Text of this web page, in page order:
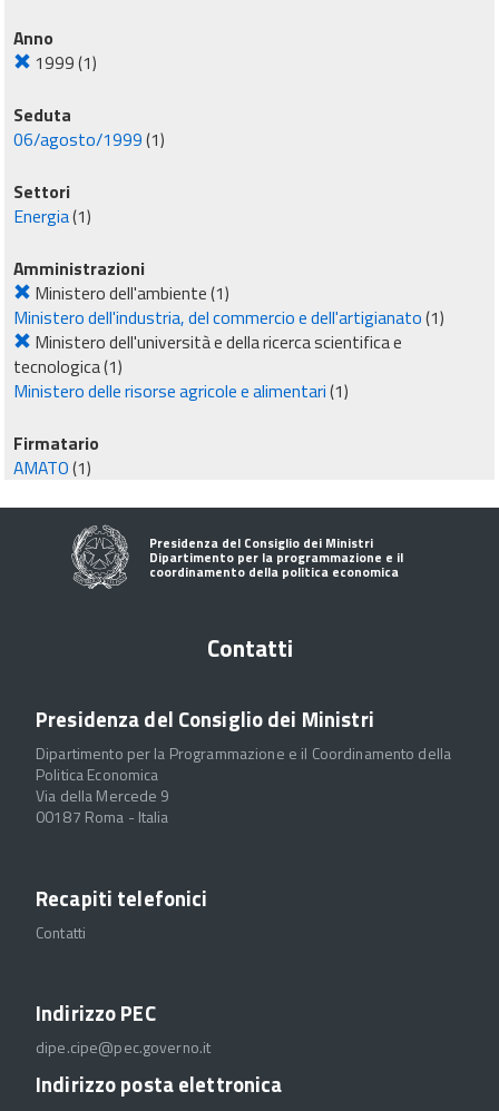
Anno
1999(1)
Seduta
06/agosto/1999(1)
Settori
Energia(1)
Amministrazioni
Ministero dell'ambiente(1)
Ministero dell'industria, del commercio e dell'artigianato(1)
Ministero dell'università e della ricerca scientifica e
tecnologica(1)
Ministero delle risorse agricole e alimentari(1)
Firmatario
AMATO(1)
Presidenza del Consiglio dei Ministri
Dipartimento per la programmazione e il
coordinamento della politica economica
Contatti
Presidenza del Consiglio dei Ministri
Dipartimento per la Programmazione e il Coordinamento della
Politica Economica
Via della Mercede 9
00187 Roma - Italia
Recapiti telefonici
Contatti
Indirizzo PEC
dipe.cipe@pec.governo.it
Indirizzo posta elettronica